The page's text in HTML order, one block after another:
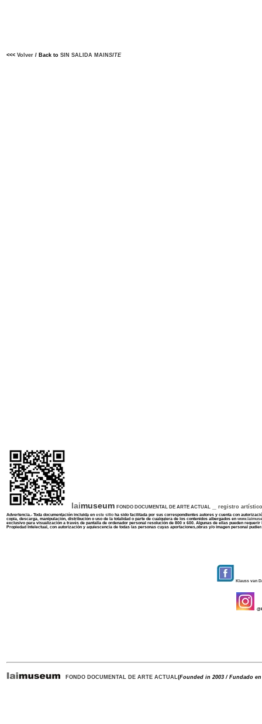
<<< Volver / Back to SIN SALIDA MAIN SITE
laimuseum FONDO DOCUMENTAL DE ARTE ACTUAL registro artístico
Advertencia.- Toda documentación incluida en este sitio ha sido facilitada por sus correspondientes autores y cuenta con
copia, descarga, manipulación, distribución o uso de la totalidad o parte de cualquiera de los contenidos albergados en
exclusivo para visualización a través de pantalla de ordenador personal resolución de 800 x 600. Algunas de ellas pueden requerir
Propiedad Intelectual, con autorización y aquiescencia de todas las personas cuyas aportaciones,obras y/o imagen personal
Klauss van
FONDO DOCUMENTAL DE ARTE ACTUAL(Founded in 2003 / Fundado en